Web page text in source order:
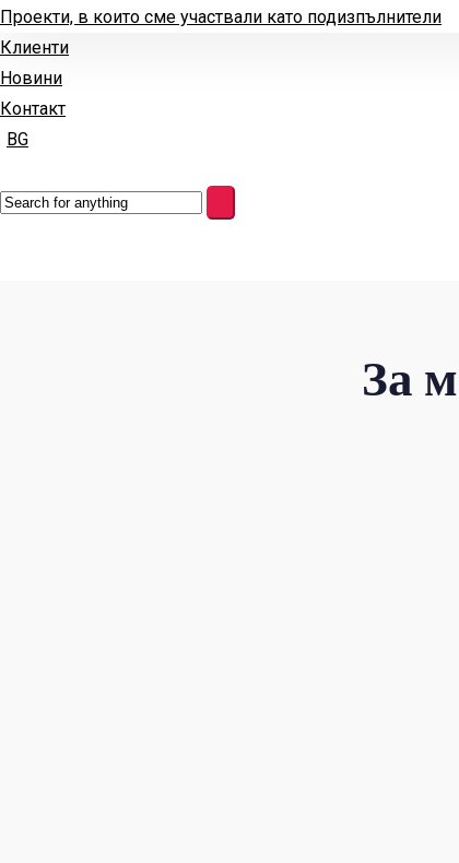
Проекти, в които сме участвали като подизпълнители
Клиенти
Новини
Контакт
BG
За